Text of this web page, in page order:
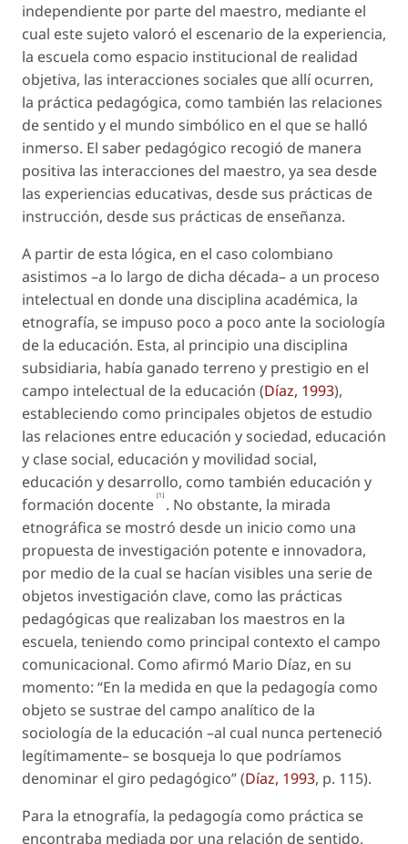
independiente por parte del maestro, mediante el
cual este sujeto valoró el escenario de la experiencia,
la escuela como espacio institucional de realidad
objetiva, las interacciones sociales que allí ocurren,
la práctica pedagógica, como también las relaciones
de sentido y el mundo simbólico en el que se halló
inmerso. El saber pedagógico recogió de manera
positiva las interacciones del maestro, ya sea desde
las experiencias educativas, desde sus prácticas de
instrucción, desde sus prácticas de enseñanza.
A partir de esta lógica, en el caso colombiano
asistimos –a lo largo de dicha década– a un proceso
intelectual en donde una disciplina académica, la
etnografía, se impuso poco a poco ante la sociología
de la educación. Esta, al principio una disciplina
subsidiaria, había ganado terreno y prestigio en el
campo intelectual de la educación (Díaz, 1993),
estableciendo como principales objetos de estudio
las relaciones entre educación y sociedad, educación
y clase social, educación y movilidad social,
educación y desarrollo, como también educación y
formación docente [1] . No obstante, la mirada
etnográfica se mostró desde un inicio como una
propuesta de investigación potente e innovadora,
por medio de la cual se hacían visibles una serie de
objetos investigación clave, como las prácticas
pedagógicas que realizaban los maestros en la
escuela, teniendo como principal contexto el campo
comunicacional. Como afirmó Mario Díaz, en su
momento: “En la medida en que la pedagogía como
objeto se sustrae del campo analítico de la
sociología de la educación –al cual nunca perteneció
legítimamente– se bosqueja lo que podríamos
denominar el giro pedagógico” (Díaz, 1993, p. 115).
Para la etnografía, la pedagogía como práctica se
encontraba mediada por una relación de sentido,